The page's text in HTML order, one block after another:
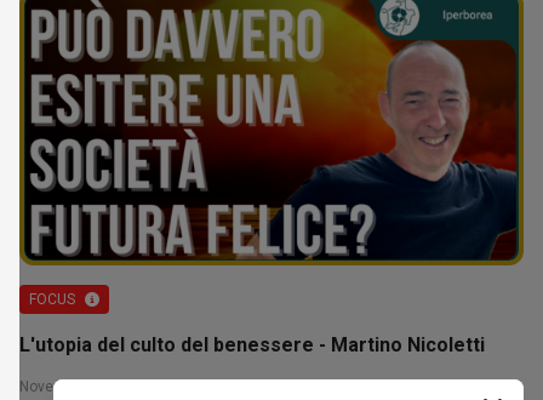
FOCUS
L'utopia del culto del benessere - Martino Nicoletti
November 19, 2024 12:30